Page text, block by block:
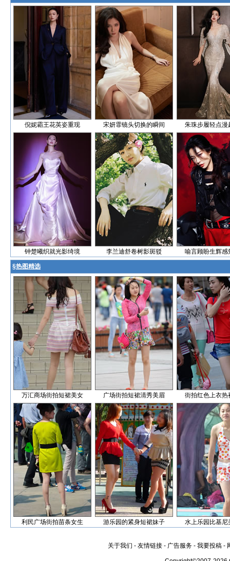
倪妮霸王花英姿重现 宋妍霏镜头切换的瞬间 朱珠步履轻点漫
钟楚曦织就光影绮境 李兰迪舒卷树影斑驳 喻言顾盼生辉感
§热图精选
万汇商场街拍短裙美女 广场街拍短裙清秀美眉 街拍红色上衣热
利民广场街拍苗条女生 游乐园的紧身短裙妹子 水上乐园比基尼
关于我们 - 友情链接 - 广告服务 - 我要投稿 -